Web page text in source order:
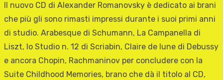
Il nuovo CD di Alexander Romanovsky è dedicato ai brani
che più gli sono rimasti impressi durante i suoi primi anni
di studio. Arabesque di Schumann, La Campanella di
Liszt, lo Studio n. 12 di Scriabin, Claire de lune di Debussy
e ancora Chopin, Rachmaninov per concludere con la
Suite Childhood Memories, brano che dà il titolo al CD,